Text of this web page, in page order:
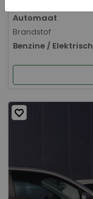
Automaat
Brandstof
Benzine / Elektrisch